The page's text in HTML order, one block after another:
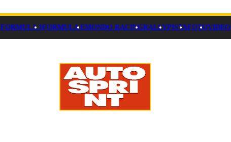
FORMULA 1FORMULA EMONDO RACINGRALLYPISTAFOTOVIDEO